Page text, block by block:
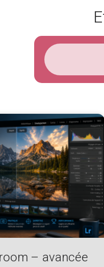
– avancée